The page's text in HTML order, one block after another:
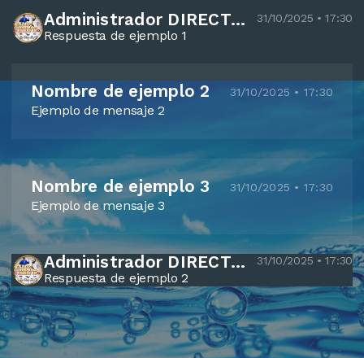
Administrador DIRECTOR Bartolo Elias ajanel 31/10/2025 • 17:30
Respuesta de ejemplo 1
Nombre de ejemplo 2 31/10/2025 • 17:30
Ejemplo de mensaje 2
Nombre de ejemplo 3 31/10/2025 • 17:30
Ejemplo de mensaje 3
Administrador DIRECTOR Bartolo Elias ajanel 31/10/2025 • 17:30
Respuesta de ejemplo 2